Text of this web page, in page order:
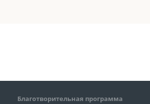
Благотворительная программа